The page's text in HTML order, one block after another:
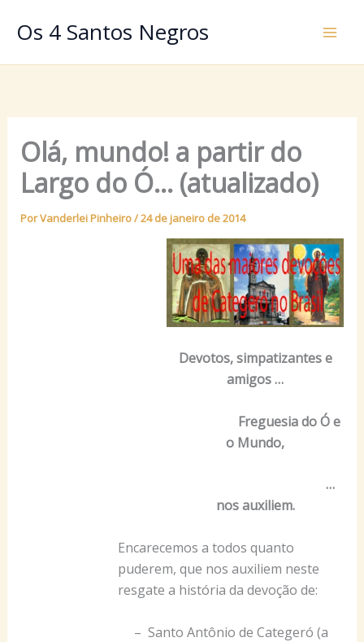
paraOs 4 Santos Negros
Olá, mundo! a partir do
Largo do Ó… (atualizado)
PorVanderlei Pinheiro/24 de janeiro de 2014
Devotos, simpatizantes e
amigos …
Freguesia do Ó e
o Mundo,
…
nos auxiliem.
Encarecemos a todos quanto
puderem, que nos auxiliem neste
resgate a história da devoção de:
– Santo Antônio de Categeró (a